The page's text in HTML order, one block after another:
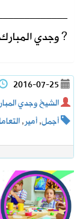
? وجدي المبارك
2016-07-25
الشيخ وجدي
أجمل,أمير,